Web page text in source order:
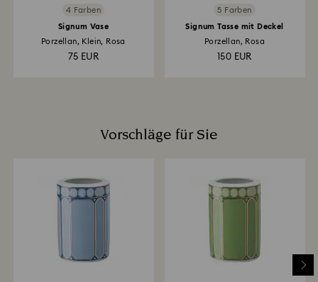
4 Farben
Signum Vase
Porzellan, Klein, Rosa
75 EUR
5 Farben
Signum Tasse mit Deckel
Porzellan, Rosa
150 EUR
Vorschläge für Sie